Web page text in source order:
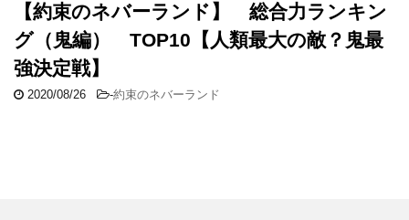
【約束のネバーランド】 総合力ランキン
グ（鬼編） TOP10【人類最大の敵？鬼最
強決定戦】
2020/08/26 -約束のネバーランド